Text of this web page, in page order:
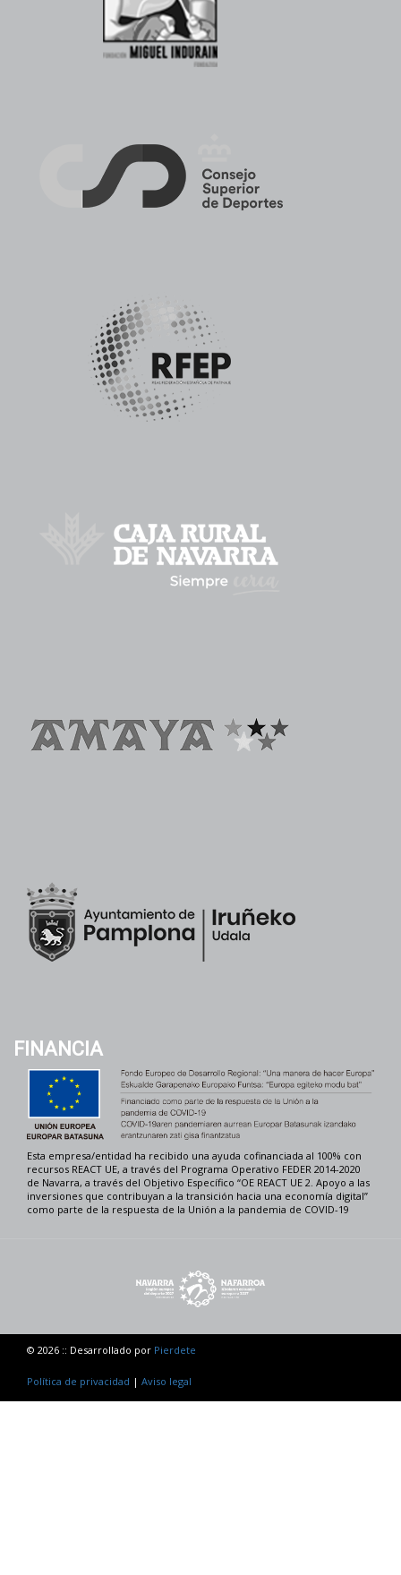
FINANCIA
Esta empresa/entidad ha recibido una ayuda cofinanciada al 100% con
recursos REACT UE, a través del Programa Operativo FEDER 2014-2020
de Navarra, a través del Objetivo Específico “OE REACT UE 2. Apoyo a las
inversiones que contribuyan a la transición hacia una economía digital”
como parte de la respuesta de la Unión a la pandemia de COVID-19
© 2026 :: Desarrollado por Pierdete
Política de privacidad | Aviso legal